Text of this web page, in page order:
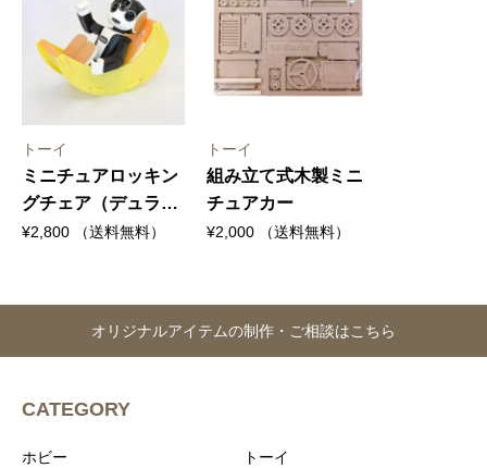
トーイ
ミニチュアロッキン
グチェア（デュラウ
ッド）
¥2,800 （送料無料）
トーイ
組み立て式木製ミニ
チュアカー
¥2,000 （送料無料）
オリジナルアイテムの制作・ご相談はこちら
CATEGORY
ホビー トーイ